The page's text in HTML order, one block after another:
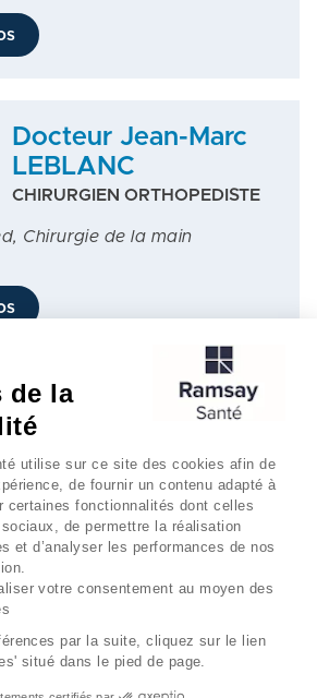
Docteur Jean-Marc
LEBLANC
CHIRURGIEN ORTHOPEDISTE
Chirurgie de la main
4 …
de la
utilise sur ce site des cookies afin de
de fournir un contenu adapté à
certaines fonctionnalités dont celles
de permettre la réalisation
et d’analyser les performances de nos
votre consentement au moyen des
par la suite, cliquez sur le lien
situé dans le pied de page.